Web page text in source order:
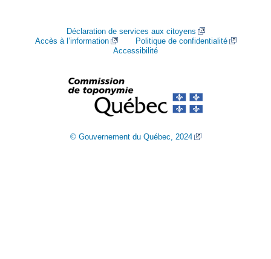
Déclaration de services aux citoyens
Accès à l’information
Politique de confidentialité
Accessibilité
© Gouvernement du Québec, 2024